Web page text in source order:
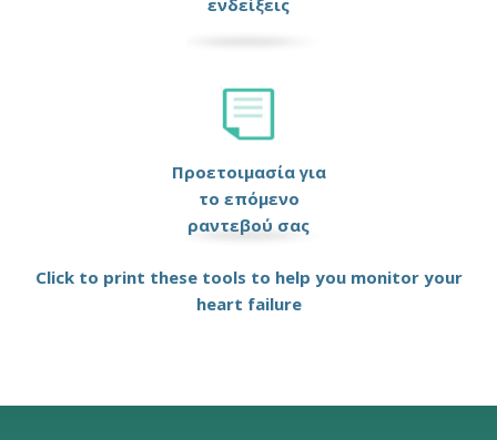
ενδείξεις
Προετοιμασία για
το επόμενο
ραντεβού σας
Click to print these tools to help you monitor your
heart failure